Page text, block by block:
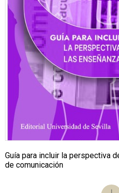
Guía para incluir la perspectiva
de comunicación